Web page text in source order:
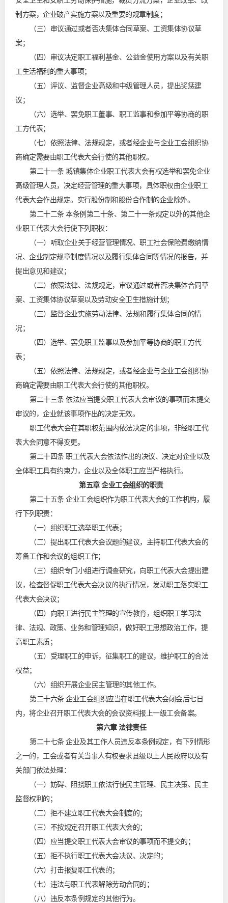
制方案，企业破产实施方案以及重要的规章制度；
（三）审议通过或者否决集体合同草案、工资集体协议草
案；
（四）审议决定职工福利基金、公益金使用方案以及有关职
工生活福利的重大事项；
（五）评议、监督企业高级和中级管理人员，提出奖惩建
议；
（六）选举、罢免职工董事、职工监事和参加平等协商的职
工方代表；
（七）依照法律、法规规定，或者经企业与企业工会组织协
商确定需要由职工代表大会行使的其他职权。
第二十一条 城镇集体企业职工代表大会有权选举和罢免企业
高级管理人员，决定经营管理的重大事项，具体职权由企业职工
代表大会作出规定。实行股份制和股份合作制的企业除外。
第二十二条 本条例第二十条、第二十一条规定以外的其他企
业职工代表大会行使下列职权：
（一）听取企业关于经营管理情况、职工社会保险费缴纳情
况、企业制定规章制度情况以及履行集体合同等情况的报告，并
提出意见和建议；
（二）依照法律、法规规定，审议通过或者否决集体合同草
案、工资集体协议草案以及劳动安全卫生措施计划；
（三）监督企业实施劳动法律、法规和履行集体合同的情
况；
（四）选举、罢免职工监事以及参加平等协商的职工方代
表；
（五）依照法律、法规规定，或者经企业与企业工会组织协
商确定需要由职工代表大会行使的其他职权。
第二十三条 依法应当提交职工代表大会审议的事项而未提交
审议的，企业就该事项作出的决定无效。
职工代表大会在其职权范围内依法决定的事项，非经职工代
表大会同意不得变更。
第二十四条 职工代表大会依法作出的决议、决定对企业以及
全体职工具有约束力，企业以及全体职工应当严格执行。
第五章 企业工会组织的职责
第二十五条 企业工会组织作为职工代表大会的工作机构，履
行下列职责：
（一）组织职工选举职工代表；
（二）提出职工代表大会议题的建议，主持职工代表大会的
筹备工作和会议的组织工作；
（三）组织专门小组进行调查研究，向职工代表大会提出建
议，检查督促职工代表大会决议的执行情况，发动职工落实职工
代表大会决议；
（四）向职工进行民主管理的宣传教育，组织职工学习法
律、法规、政策、业务和管理知识，做好职工思想政治工作，提
高职工素质；
（五）受理职工的申诉，征集职工的建议，维护职工的合法
权益；
（六）组织开展企业民主管理的其他工作。
第二十六条 企业工会组织应当在职工代表大会闭会后七日
内，将企业召开职工代表大会的会议资料报上一级工会备案。
第六章 法律责任
第二十七条 企业及其工作人员违反本条例规定，有下列情形
之一的，工会或者有关当事人有权要求县级以上人民政府以及有
关部门依法处理：
（一）妨碍、阻挠职工依法行使民主管理、民主决策、民主
监督权利的；
（二）拒不建立职工代表大会制度的；
（三）不按规定召开职工代表大会的；
（四）应当提交职工代表大会审议的事项而不提交的；
（五）拒不执行职工代表大会决议、决定的；
（六）打击报复职工代表的；
（七）违法与职工代表解除劳动合同的；
（八）违反本条例规定的其他行为。